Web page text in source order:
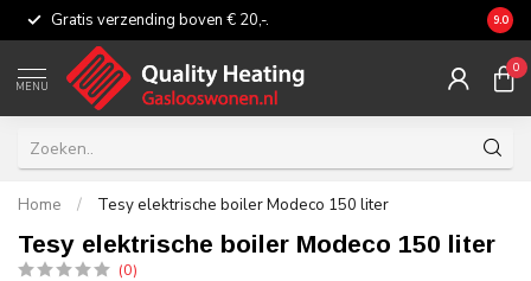
Gratis verzending boven € 20,-. 9.0
MENU
0
Home / Tesy elektrische boiler Modeco 150 liter
Tesy elektrische boiler Modeco 150 liter
(0)